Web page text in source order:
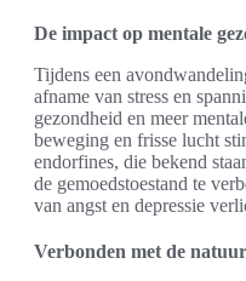
De impact op mentale
Tijdens een
afname van stress en
gezondheid en meer
beweging en frisse lucht
endorfines, die bekend
de gemoedstoestand te
van angst en depressie
Verbonden met de natuur